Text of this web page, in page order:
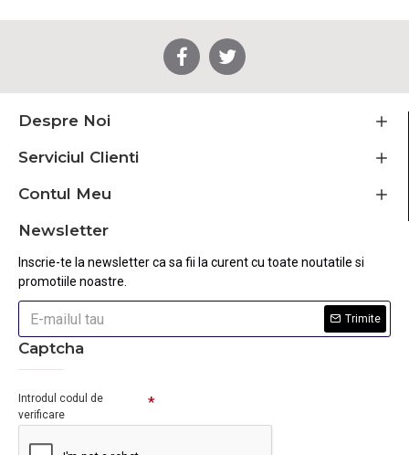
Despre Noi
Serviciul Clienti
Contul Meu
Newsletter
Inscrie-te la newsletter ca sa fii la curent cu toate noutatile si
promotiile noastre.
Trimite
Captcha
Introdul codul de
verificare